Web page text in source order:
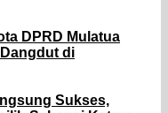
DPRD Mulatua
di
Sukses,